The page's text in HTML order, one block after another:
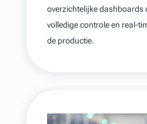
overzichtelijke dashboards
volledige controle en real-
de productie.